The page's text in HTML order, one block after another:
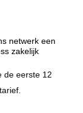
netwerk een
zakelijk
de eerste 12